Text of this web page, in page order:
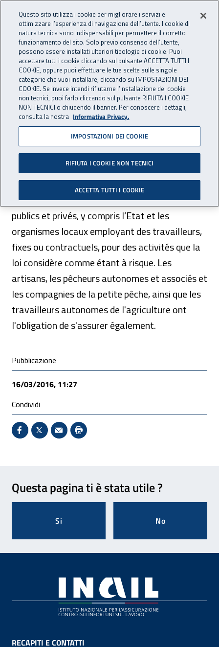
INAIL - Istituto Nazionale
Apri cerca
Navigazione principale
Navigazione - Ti trovi in:
Home For international visitors
Français
Fonctions et services Inail
La relation d'assurance
La relation d'assurance
Tous les employeurs sont tenus d'assurer leurs
employés. Aux fins de l'assurance obligatoire
sont considérés comme employeurs, les
personnes physiques ou juridiques, organismes
publics et privés, y compris l’Etat et les
organismes locaux employant des travailleurs,
fixes ou contractuels, pour des activités que la
loi considère comme étant à risque. Les
artisans, les pêcheurs autonomes et associés et
les compagnies de la petite pêche, ainsi que les
travailleurs autonomes de l'agriculture ont
l'obligation de s'assurer également.
Condivisione social
Pubblicazione
16/03/2016, 11:27
Condividi
Condividi su Facebook - Sito esterno - Apertura in
X - Sito esterno - Apertura in nuova finestra
Invio Mail: apre il programma di posta
Stampa pagina: scelta meno
Questa pagina ti è stata utile ?
Si No
RECAPITI E CONTATTI
Questo sito utilizza i cookie per migliorare i servizi e
ottimizzare l’esperienza di navigazione dell’utente. I cookie di
natura tecnica sono indispensabili per permettere il corretto
funzionamento del sito. Solo previo consenso dell’utente,
possono essere installati ulteriori tipologie di cookie. Puoi
accettare tutti i cookie cliccando sul pulsante ACCETTA TUTTI I
COOKIE, oppure puoi effettuare le tue scelte sulle singole
categorie che vuoi installare, cliccando su IMPOSTAZIONI DEI
COOKIE. Se invece intendi rifiutarne l’installazione dei cookie
non tecnici, puoi farlo cliccando sul pulsante RIFIUTA I COOKIE
NON TECNICI o chiudendo il banner. Per conoscere i dettagli,
consulta la nostra Informativa Privacy.
IMPOSTAZIONI DEI COOKIE
RIFIUTA I COOKIE NON TECNICI
ACCETTA TUTTI I COOKIE